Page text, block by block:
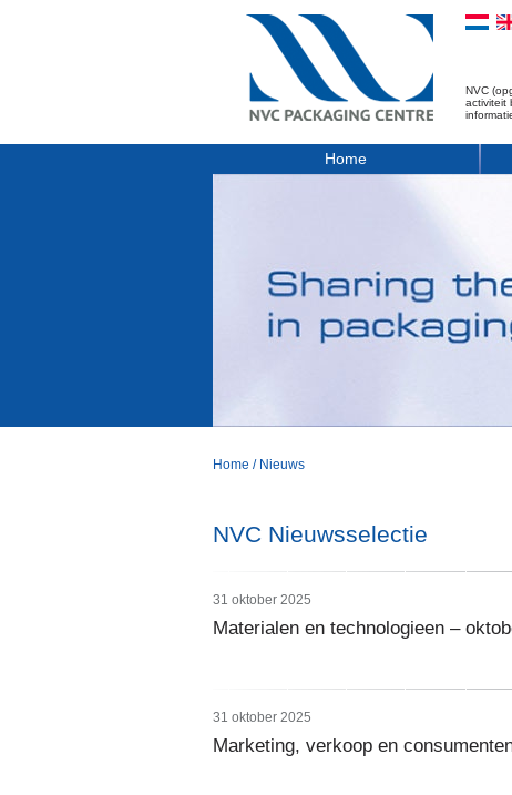
NVC
activiteit
Home
Home / Nieuws
NVC Nieuwsselectie
31 oktober 2025
Materialen en technologieen –
31 oktober 2025
Marketing, verkoop en